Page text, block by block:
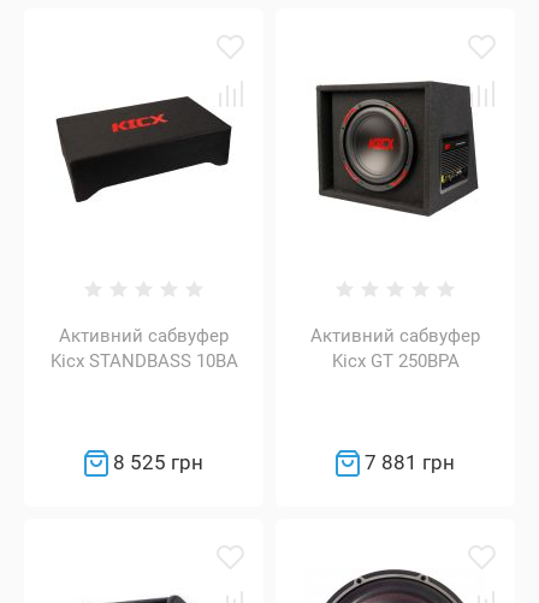
Активний сабвуфер
Kicx STANDBASS 10BA
8 525 грн
Активний сабвуфер
Kicx GT 250BPA
7 881 грн